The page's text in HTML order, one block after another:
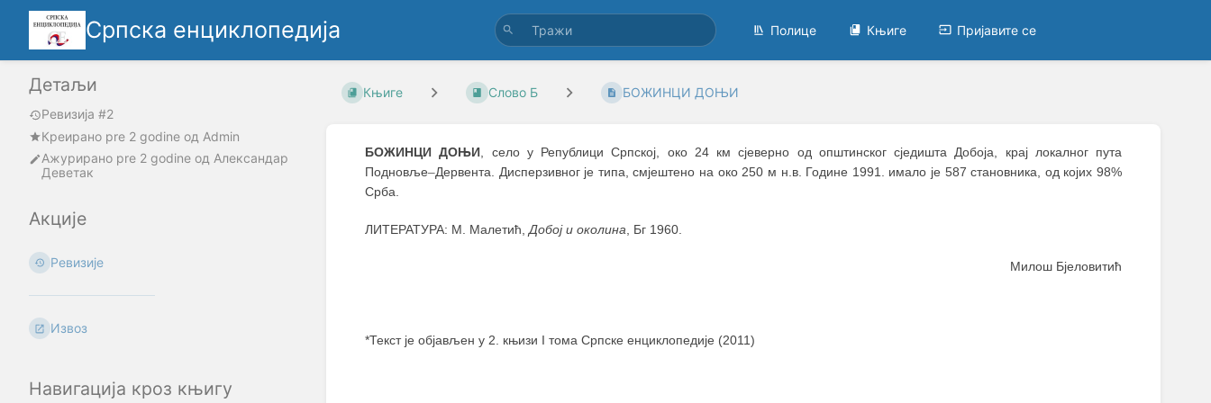
Српска енциклопедија Полице Књиге Пријавите се
Детаљи
Ревизија #2
Креирано pre 2 godine oд Admin
Ажурирано pre 2 godine од Александар
Деветак
Акције
Ревизије
Извоз
Навигација кроз књигу
Књиге Слово Б БОЖИНЦИ ДОЊИ
БОЖИНЦИ ДОЊИ, село у Републици Српској, око 24 км сјеверно од општинског сједишта Добоја, крај локалног пута
Подновље–Дервента. Дисперзивног је типа, смјештено на око 250 м н.в. Године 1991. имало је 587 становника, од којих 98%
Срба.
ЛИТЕРАТУРА: М. Малетић, Добој и околина , Бг 1960.
Милош Бјеловитић
*Текст је објављен у 2. књизи I тома Српске енциклопедије (2011)